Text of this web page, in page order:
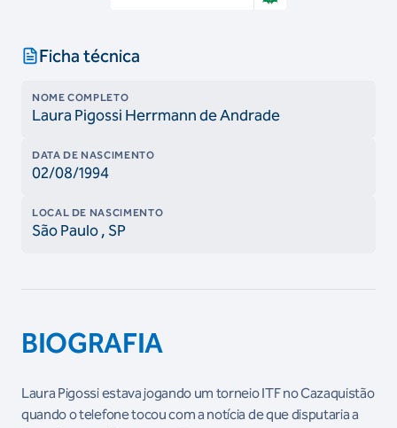
Ficha técnica
NOME COMPLETO
Laura Pigossi Herrmann de Andrade
DATA DE NASCIMENTO
02/08/1994
LOCAL DE NASCIMENTO
São Paulo, SP
BIOGRAFIA
Laura Pigossi estava jogando um torneio ITF no Cazaquistão
quando o telefone tocou com a notícia de que disputaria a